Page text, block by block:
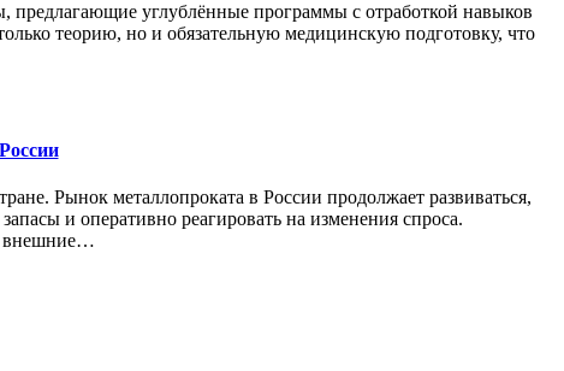
предлагающие углублённые программы с отработкой навыков
теорию, но и обязательную медицинскую подготовку, что
Рынок металлопроката в России продолжает развиваться,
и оперативно реагировать на изменения спроса.
внешние…